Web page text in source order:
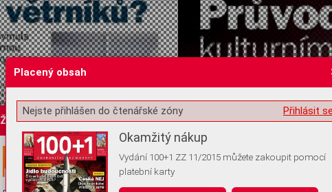
Žádost o souhlas s ukládáním volitelných informací
Placený obsah
Přihlásit
Nejste přihlášen do čtenářské zóny
Okamžitý nákup
Vydání 100+1 ZZ 11/2015 můžete zakoupit pomocí
platební karty